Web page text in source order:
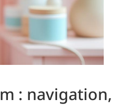
: navigation,